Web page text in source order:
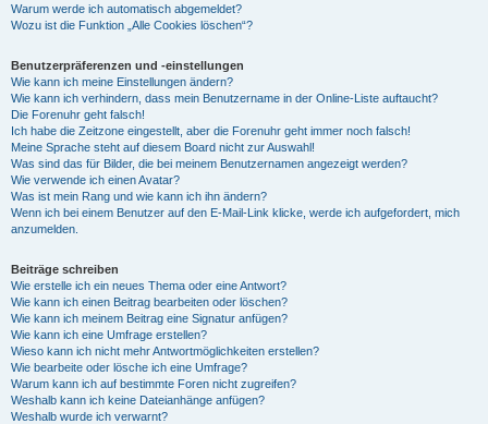
Warum werde ich automatisch abgemeldet?
Wozu ist die Funktion „Alle Cookies löschen“?
Benutzerpräferenzen und -einstellungen
Wie kann ich meine Einstellungen ändern?
Wie kann ich verhindern, dass mein Benutzername in der Online-Liste auftaucht?
Die Forenuhr geht falsch!
Ich habe die Zeitzone eingestellt, aber die Forenuhr geht immer noch falsch!
Meine Sprache steht auf diesem Board nicht zur Auswahl!
Was sind das für Bilder, die bei meinem Benutzernamen angezeigt werden?
Wie verwende ich einen Avatar?
Was ist mein Rang und wie kann ich ihn ändern?
Wenn ich bei einem Benutzer auf den E-Mail-Link klicke, werde ich aufgefordert, mich
anzumelden.
Beiträge schreiben
Wie erstelle ich ein neues Thema oder eine Antwort?
Wie kann ich einen Beitrag bearbeiten oder löschen?
Wie kann ich meinem Beitrag eine Signatur anfügen?
Wie kann ich eine Umfrage erstellen?
Wieso kann ich nicht mehr Antwortmöglichkeiten erstellen?
Wie bearbeite oder lösche ich eine Umfrage?
Warum kann ich auf bestimmte Foren nicht zugreifen?
Weshalb kann ich keine Dateianhänge anfügen?
Weshalb wurde ich verwarnt?